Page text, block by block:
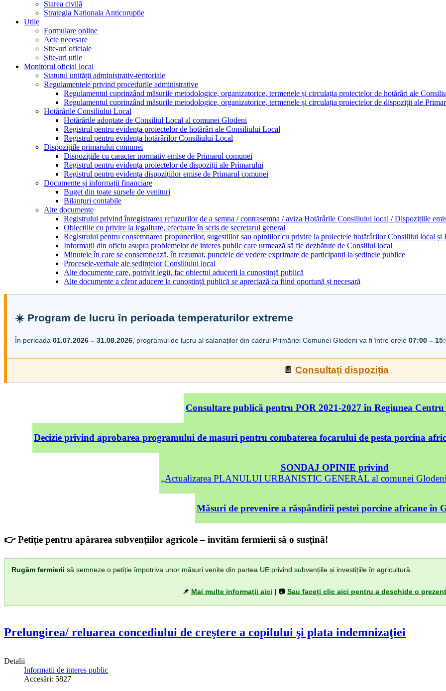
Starea civilă
Strategia Nationala Anticoruptie
Utile
Formulare online
Acte necesare
Site-uri oficiale
Site-uri utile
Monitorul oficial local
Statutul unității administrativ-teritoriale
Regulamentele privind procedurile administrative
Regulamentul cuprinzând măsurile metodologice, organizatorice, termenele și circulația proiectelor de hotărâri ale
Regulamentul cuprinzând măsurile metodologice, organizatorice, termenele și circulația proiectelor de dispoziții ale
Hotărârile Consiliului Local
Hotărârile adoptate de Consiliul Local al comunei Glodeni
Registrul pentru evidența proiectelor de hotărâri ale Consiliului Local
Registrul pentru evidența hotărârilor Consiliului Local
Dispozițiile primarului comunei
Dispozițiile cu caracter normativ emise de Primarul comunei
Registrul pentru evidența proiectelor de dispoziții ale Primarului
Registrul pentru evidența dispozițiilor emise de Primarul comunei
Documente și informații financiare
Buget din toate sursele de venituri
Bilanțuri contabile
Alte documente
Registrului privind înregistrarea refuzurilor de a semna / contrasemna / aviza Hotărârile Consiliului local / Dispozițiile
Obiecțiile cu privire la legalitate, efectuate în scris de secretarul general
Registrului pentru consemnarea propunerilor, sugestiilor sau opiniilor cu privire la proiectele hotărârilor Consililui local
Informații din oficiu asupra problemelor de interes public care urmează să fie dezbătute de Consiliul local
Minutele în care se consemnează, în rezumat, punctele de vedere exprimate de participanți la ședinele publice
Procesele-verbale ale ședințelor Consiliului local
Alte documente care, potrivit legii, fac obiectul aducerii la cunoștință publică
Alte documente a căror aducere la cunoștință publică se apreciază ca fiind oportună și necesară
☀️ Program de lucru în perioada temperaturilor extreme
În perioada 01.07.2026 – 31.08.2026 , programul de lucru al salariaților din cadrul Primăriei Comunei Glodeni va fi între orele 07:00 –
📄 Consultați dispoziția
Consultare publică pentru POR 2021-2027 în Regiunea
Decizie privind aprobarea programului de masuri pentru combaterea focarului de pesta porcina
SONDAJ OPINIE privind
„Actualizarea PLANULUI URBANISTIC GENERAL al comunei
Măsuri de prevenire a răspândirii pestei porcine africane în
👉 Petiție pentru apărarea subvențiilor agricole – invităm fermierii să o susțină!
Rugăm fermierii să semneze o petiție împotriva unor măsuri venite din partea UE privind subvențiile și investițiile în agricultură.
📌 Mai multe informații aici | 📷Sau faceți clic aici pentru a deschide o
Prelungirea/ reluarea concediului de creştere a copilului şi plata indemnizaţiei
Detalii
Informatii de interes public
Accesări: 5827